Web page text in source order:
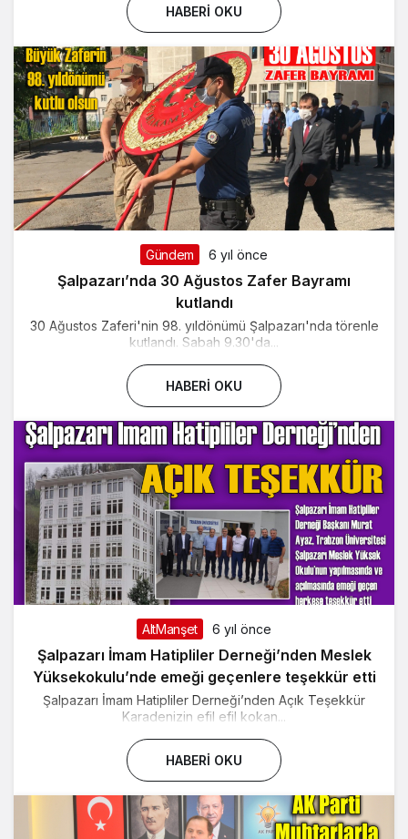
HABERI OKU
Gündem 6 yıl önce
Şalpazarı’nda 30 Ağustos Zafer Bayramı
kutlandı
30 Ağustos Zaferi'nin 98. yıldönümü Şalpazarı'nda törenle
kutlandı. Sabah 9.30'da...
HABERI OKU
AltManşet 6 yıl önce
Şalpazarı İmam Hatipliler Derneği’nden Meslek
Yüksekokulu’nde emeği geçenlere teşekkür etti
Şalpazarı İmam Hatipliler Derneği’nden Açık Teşekkür
Karadenizin efil efil kokan...
HABERI OKU